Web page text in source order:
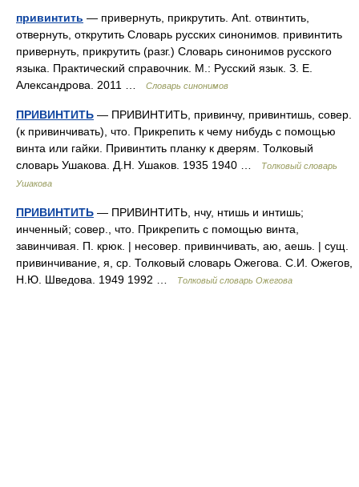
привинтить — привернуть, прикрутить. Ant. отвинтить,
отвернуть, открутить Словарь русских синонимов. привинтить
привернуть, прикрутить (разг.) Словарь синонимов русского
языка. Практический справочник. М.: Русский язык. З. Е.
Александрова. 2011 …
Словарь синонимов
ПРИВИНТИТЬ — ПРИВИНТИТЬ, привинчу, привинтишь, совер.
(к привинчивать), что. Прикрепить к чему нибудь с помощью
винта или гайки. Привинтить планку к дверям. Толковый
словарь Ушакова. Д.Н. Ушаков. 1935 1940 …
Толковый словарь
Ушакова
ПРИВИНТИТЬ — ПРИВИНТИТЬ, нчу, нтишь и интишь;
инченный; совер., что. Прикрепить с помощью винта,
завинчивая. П. крюк. | несовер. привинчивать, аю, аешь. | сущ.
привинчивание, я, ср. Толковый словарь Ожегова. С.И. Ожегов,
Н.Ю. Шведова. 1949 1992 …
Толковый словарь Ожегова